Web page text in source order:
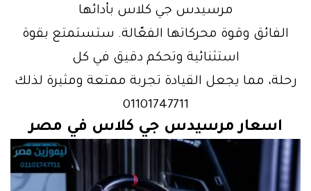
مرسيدس جي كلاس بأدائها
الفائق وقوة محركاتها الفعّالة. ستستمتع بقوة
استثنائية وتحكم دقيق في كل
رحلة، مما يجعل القيادة تجربة ممتعة ومثيرة لذلك
01101747711
اسعار مرسيدس جي كلاس في مصر